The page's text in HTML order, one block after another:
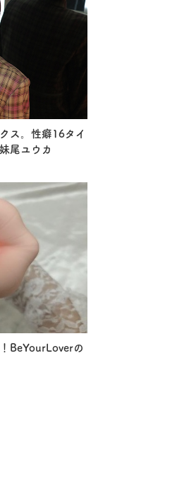
ス。性癖16タイ
尾ユウカ
BeYourLoverの